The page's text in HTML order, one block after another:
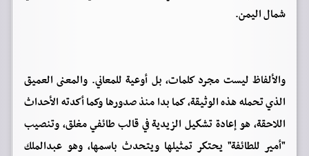
شمال اليمن.
والألفاظ ليست مجرد كلمات، بل أوعية للمعاني. والمعنى العميق
الذي تحمله هذه الوثيقة، كما بدا منذ صدورها وكما أكدته الأحداث
اللاحقة، هو إعادة تشكيل الزيدية في قالب طائفي مغلق، وتنصيب
"أمير للطائفة" يحتكر تمثيلها ويتحدث باسمها، وهو عبدالملك